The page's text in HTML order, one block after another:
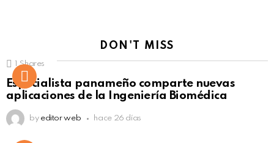
DON'T MISS
Click to view this post
Shares
Especialista panameño comparte nuevas
aplicaciones de la Ingeniería Biomédica
by editor web hace 26 días